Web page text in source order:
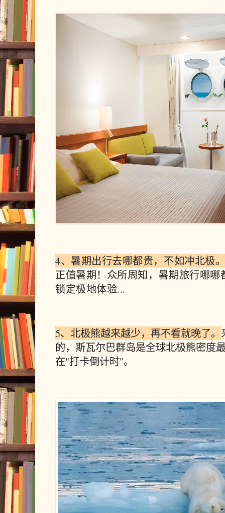
4、暑期出行去哪都贵，不如冲北极
正值暑期！众所周知，暑期旅行哪
锁定极地体验...
5、北极熊越来越少，再不看就晚了。
的， 斯瓦尔巴群岛是全球北极熊密度
在"打卡倒计时"。